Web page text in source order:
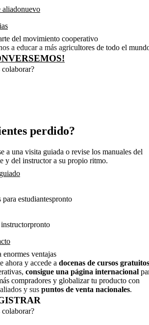
aliadonuevo
del movimiento cooperativo
a educar a más agricultores de todo el
colaborar?
perdido?
a una visita guiada o revise los manuales del
y del instructor a su propio ritmo.
para estudiantespronto
pronto
enormes ventajas
ahora y accede a docenas de cursos gratuitos
consigue una página internacional
compradores y globalizar tu producto con
y sus puntos de venta nacionales.
colaborar?